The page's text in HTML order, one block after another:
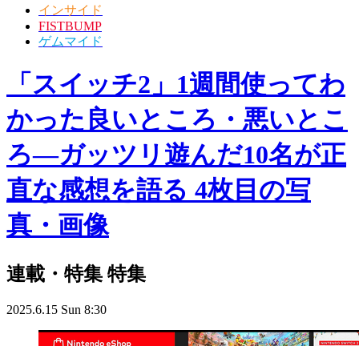
インサイド
FISTBUMP
ゲムマイド
「スイッチ2」1週間使ってわ
かった良いところ・悪いとこ
ろ―ガッツリ遊んだ10名が正
直な感想を語る 4枚目の写
真・画像
連載・特集 特集
2025.6.15 Sun 8:30